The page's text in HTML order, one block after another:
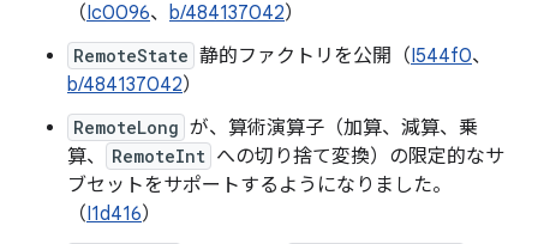
（Ic0096、 b/484137042）
RemoteState 静的ファクトリを公開（I544f0、
b/484137042）
RemoteLong が、算術演算子（加算、減算、乗
算、
RemoteInt への切り捨て変換）の限定的なサ
ブセットをサポートするようになりました。
（I1d416）